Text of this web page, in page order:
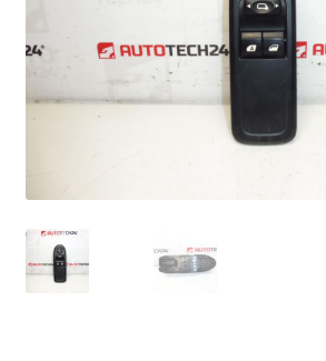
Paiements
Panier
Politique de confidentialité
Procédure de Réclamation